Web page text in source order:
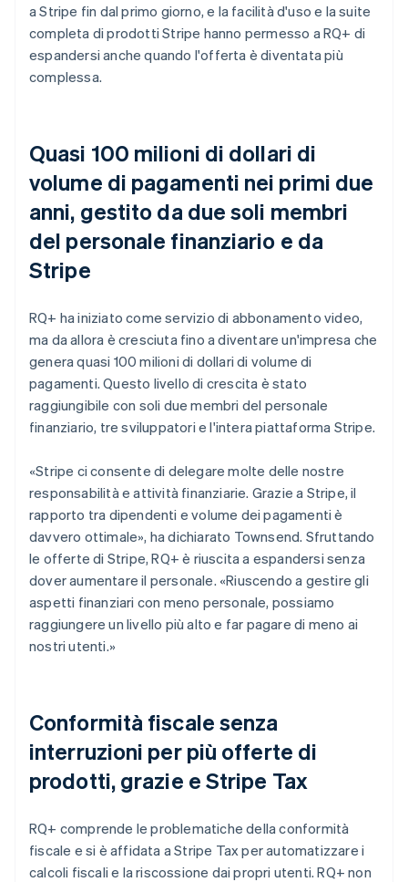
a Stripe fin dal primo giorno, e la facilità d'uso e la suite
completa di prodotti Stripe hanno permesso a RQ+ di
espandersi anche quando l'offerta è diventata più
complessa.
Quasi 100 milioni di dollari di
volume di pagamenti nei primi due
anni, gestito da due soli membri
del personale finanziario e da
Stripe
RQ+ ha iniziato come servizio di abbonamento video,
ma da allora è cresciuta fino a diventare un'impresa che
genera quasi 100 milioni di dollari di volume di
pagamenti. Questo livello di crescita è stato
raggiungibile con soli due membri del personale
finanziario, tre sviluppatori e l'intera piattaforma Stripe.
«Stripe ci consente di delegare molte delle nostre
responsabilità e attività finanziarie. Grazie a Stripe, il
rapporto tra dipendenti e volume dei pagamenti è
davvero ottimale», ha dichiarato Townsend. Sfruttando
le offerte di Stripe, RQ+ è riuscita a espandersi senza
dover aumentare il personale. «Riuscendo a gestire gli
aspetti finanziari con meno personale, possiamo
raggiungere un livello più alto e far pagare di meno ai
nostri utenti.»
Conformità fiscale senza
interruzioni per più offerte di
prodotti, grazie e Stripe Tax
RQ+ comprende le problematiche della conformità
fiscale e si è affidata a Stripe Tax per automatizzare i
calcoli fiscali e la riscossione dai propri utenti. RQ+ non